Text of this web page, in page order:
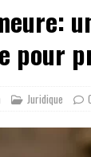
pour
Juridique